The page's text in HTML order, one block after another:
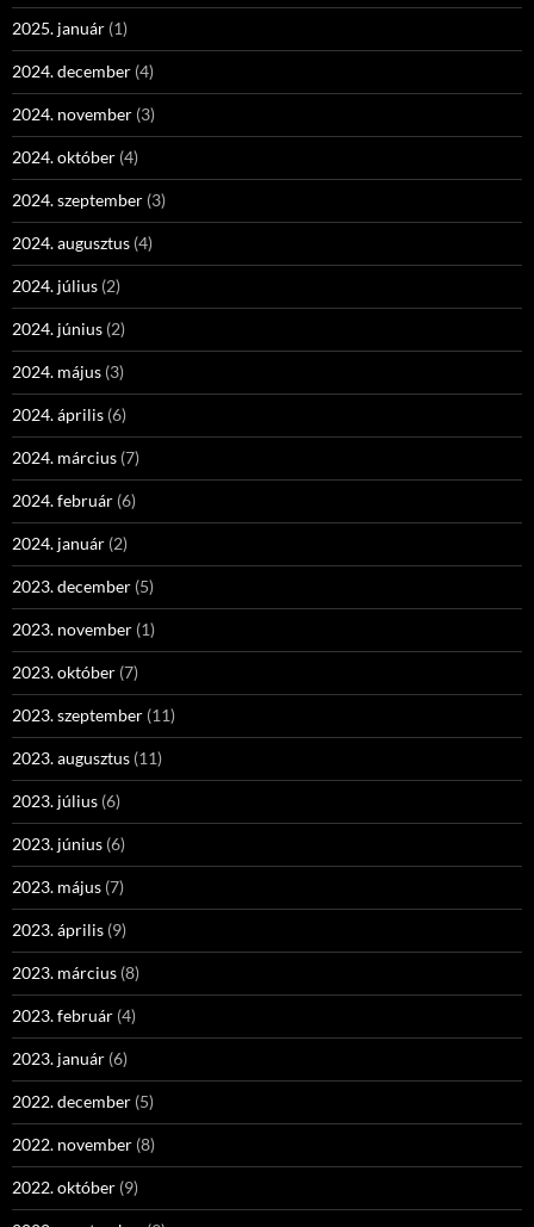
2025. január (1)
2024. december (4)
2024. november (3)
2024. október (4)
2024. szeptember (3)
2024. augusztus (4)
2024. július (2)
2024. június (2)
2024. május (3)
2024. április (6)
2024. március (7)
2024. február (6)
2024. január (2)
2023. december (5)
2023. november (1)
2023. október (7)
2023. szeptember (11)
2023. augusztus (11)
2023. július (6)
2023. június (6)
2023. május (7)
2023. április (9)
2023. március (8)
2023. február (4)
2023. január (6)
2022. december (5)
2022. november (8)
2022. október (9)